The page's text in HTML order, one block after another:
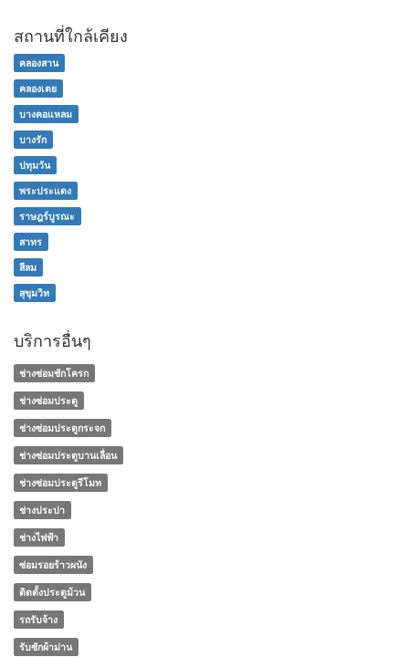
สถานที่ใกล้เคียง
คลองสาน
คลองเตย
บางคอแหลม
บางรัก
ปทุมวัน
พระประแดง
ราษฎร์บูรณะ
สาทร
สีลม
สุขุมวิท
บริการอื่นๆ
ช่างซ่อมชักโครก
ช่างซ่อมประตู
ช่างซ่อมประตูกระจก
ช่างซ่อมประตูบานเลื่อน
ช่างซ่อมประตูรีโมท
ช่างประปา
ช่างไฟฟ้า
ซ่อมรอยร้าวผนัง
ติดตั้งประตูม้วน
รถรับจ้าง
รับซักผ้าม่าน